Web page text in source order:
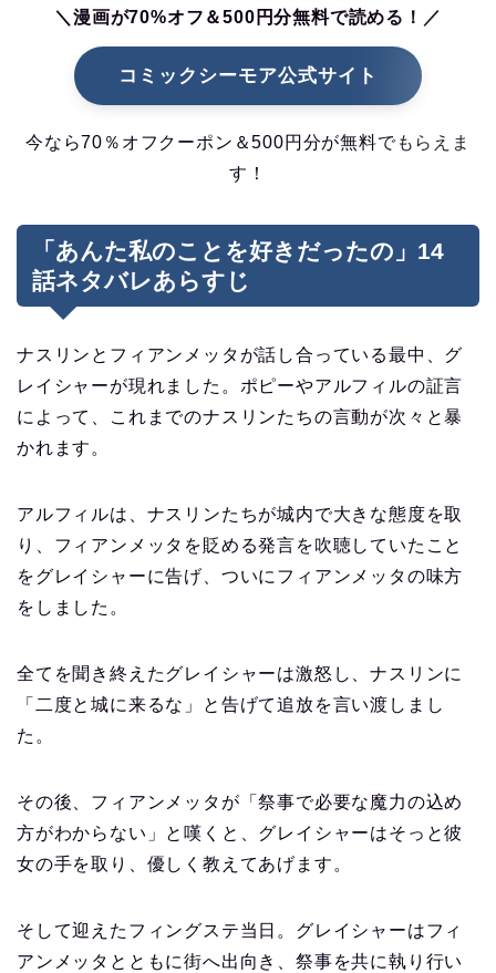
＼漫画が70%オフ＆500円分無料で読める！／
コミックシーモア公式サイト
今なら70％オフクーポン＆500円分が無料でもらえま
す！
「あんた私のことを好きだったの」14
話ネタバレあらすじ
ナスリンとフィアンメッタが話し合っている最中、グ
レイシャーが現れました。ポピーやアルフィルの証言
によって、これまでのナスリンたちの言動が次々と暴
かれます。
アルフィルは、ナスリンたちが城内で大きな態度を取
り、フィアンメッタを貶める発言を吹聴していたこと
をグレイシャーに告げ、ついにフィアンメッタの味方
をしました。
全てを聞き終えたグレイシャーは激怒し、ナスリンに
「二度と城に来るな」と告げて追放を言い渡しまし
た。
その後、フィアンメッタが「祭事で必要な魔力の込め
方がわからない」と嘆くと、グレイシャーはそっと彼
女の手を取り、優しく教えてあげます。
そして迎えたフィングステ当日。グレイシャーはフィ
アンメッタとともに街へ出向き、祭事を共に執り行い